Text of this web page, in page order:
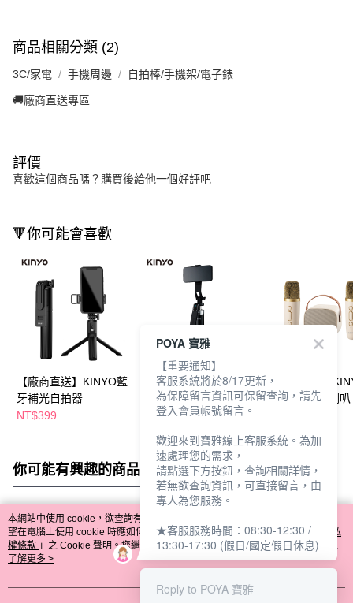
商品相關分類 (2)
3C/家電 手機周邊 自拍棒/手機架/電子錶
🚚廠商直送專區
評價
喜歡這個商品嗎？購買後給他一個好評吧
🔻你可能會喜歡
【廠商直送】KINYO藍
牙補光自拍器
NT$399
【廠商直送】KINYO藍
牙補光自拍穩定器
NT$899
【廠商直送】
你K歌藍牙小喇叭
你可能有興趣的商品 全站排行
熱門標籤
本網站中使用 cookie，欲查詢有關本網站使用 cookie 方式之詳情，及若您不希
望在電腦上使用 cookie 時應如何變更電腦的 cookie 設定，請參閱本網站「
隱私
權條款 」之 Cookie 聲明。您繼續使用本網站即表示您同意本公司得按本網站使
用條款之 Cookie 聲明使用 cookie。
了解更多 >
POYA 寶雅
【重要通知】
客服系統將於8/17更新，
為保障留言資訊可保留查詢，請先
登入會員帳號留言。
歡迎來到寶雅線上客服系統。為加
速處理您的需求，
請點選下方按鈕，查詢相關詳情，
若無欲查詢資訊，可直接留言，由
專人為您服務。
★客服服務時間：08:30-12:30 /
13:30-17:30 (假日/國定假日休息)
Reply to POYA 寶雅